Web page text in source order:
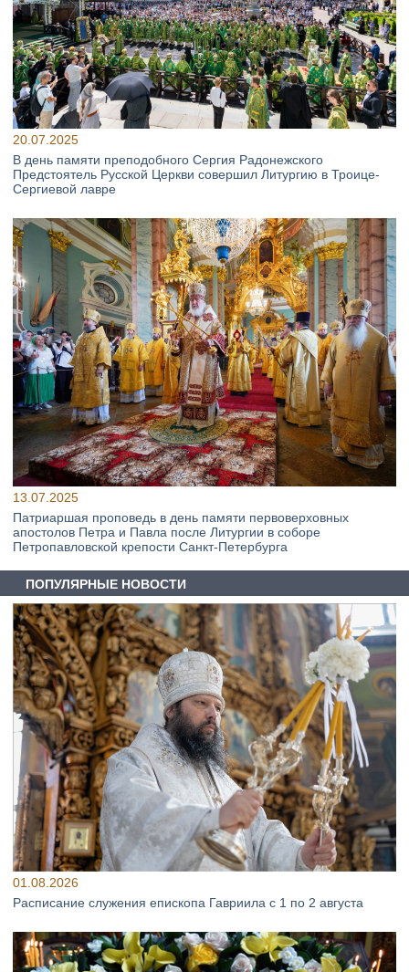
20.07.2025
В день памяти преподобного Сергия Радонежского
Предстоятель Русской Церкви совершил Литургию в Троице-
Сергиевой лавре
13.07.2025
Патриаршая проповедь в день памяти первоверховных
апостолов Петра и Павла после Литургии в соборе
Петропавловской крепости Санкт-Петербурга
ПОПУЛЯРНЫЕ НОВОСТИ
01.08.2026
Расписание служения епископа Гавриила с 1 по 2 августа